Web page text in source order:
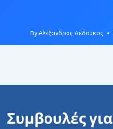
ByΑλέξανδρος Δεδούκος